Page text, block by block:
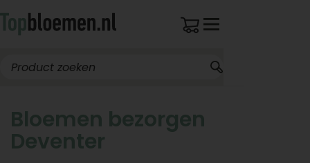
Bloemen bezorgen
Deventer